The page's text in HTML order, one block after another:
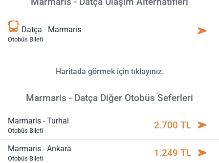
Datça - Marmaris
Otobüs Bileti
Haritada görmek için tıklayınız.
Marmaris - Datça Diğer Otobüs Seferleri
Marmaris - Turhal
Otobüs Bileti 2.700 TL
Marmaris - Ankara
Otobüs Bileti 1.249 TL